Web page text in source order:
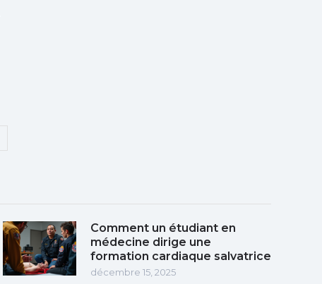
Comment un étudiant en
médecine dirige une
formation cardiaque salvatrice
décembre 15, 2025